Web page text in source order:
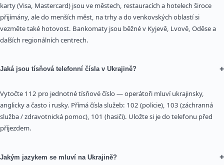
karty (Visa, Mastercard) jsou ve městech, restauracích a hotelech široce
přijímány, ale do menších měst, na trhy a do venkovských oblastí si
vezměte také hotovost. Bankomaty jsou běžné v Kyjevě, Lvově, Oděse a
dalších regionálních centrech.
Jaká jsou tísňová telefonní čísla v Ukrajině? +
Vytočte 112 pro jednotné tísňové číslo — operátoři mluví ukrajinsky,
anglicky a často i rusky. Přímá čísla služeb: 102 (policie), 103 (záchranná
služba / zdravotnická pomoc), 101 (hasiči). Uložte si je do telefonu před
příjezdem.
Jakým jazykem se mluví na Ukrajině? +